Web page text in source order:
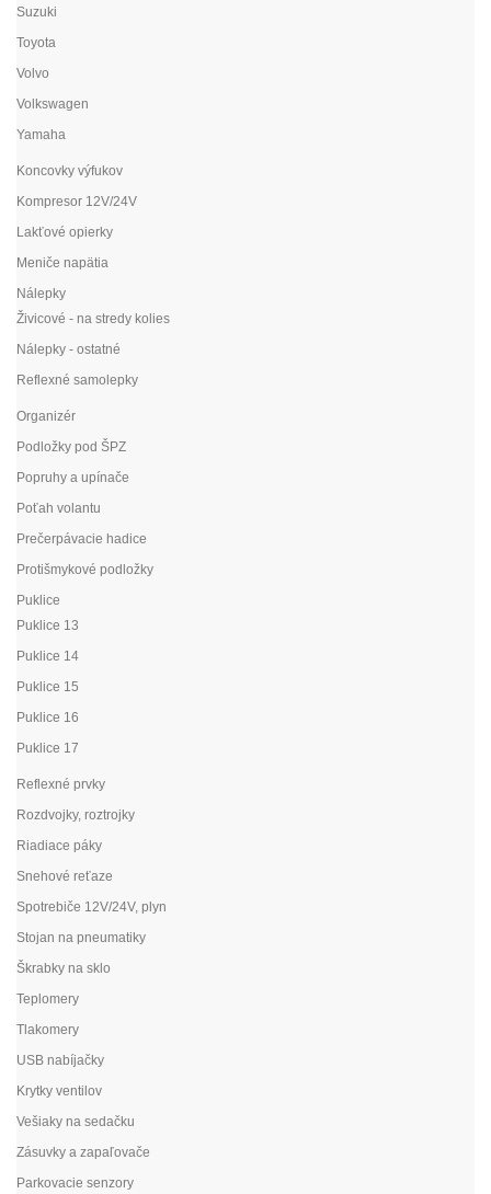
Suzuki
Toyota
Volvo
Volkswagen
Yamaha
Koncovky výfukov
Kompresor 12V/24V
Lakťové opierky
Meniče napätia
Nálepky
Živicové - na stredy kolies
Nálepky - ostatné
Reflexné samolepky
Organizér
Podložky pod ŠPZ
Popruhy a upínače
Poťah volantu
Prečerpávacie hadice
Protišmykové podložky
Puklice
Puklice 13
Puklice 14
Puklice 15
Puklice 16
Puklice 17
Reflexné prvky
Rozdvojky, roztrojky
Riadiace páky
Snehové reťaze
Spotrebiče 12V/24V, plyn
Stojan na pneumatiky
Škrabky na sklo
Teplomery
Tlakomery
USB nabíjačky
Krytky ventilov
Vešiaky na sedačku
Zásuvky a zapaľovače
Parkovacie senzory